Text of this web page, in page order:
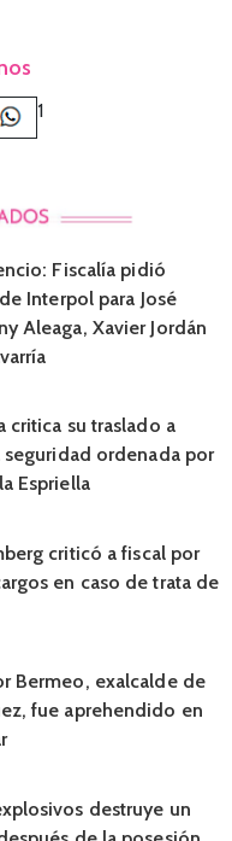
1
Fiscalía pidió
Interpol para José
Aleaga, Xavier Jordán
critica su traslado a
seguridad ordenada por
Espriella
criticó a fiscal por
en caso de trata de
Bermeo, exalcalde de
fue aprehendido en
destruye un